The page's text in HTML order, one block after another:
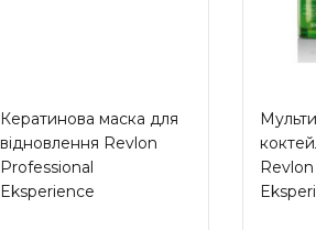
Кератинова маска для
відновлення Revlon
Professional
Eksperience